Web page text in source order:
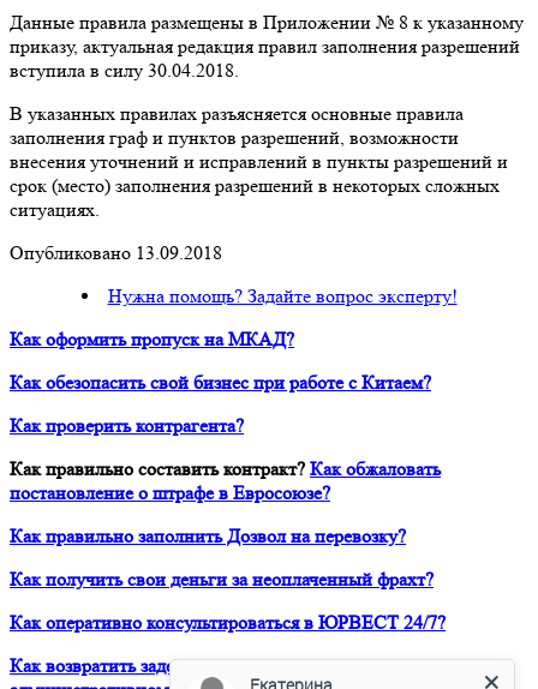
Данные правила размещены в Приложении № 8 к указанному
приказу, актуальная редакция правил заполнения разрешений
вступила в силу 30.04.2018.
В указанных правилах разъясняется основные правила
заполнения граф и пунктов разрешений, возможности
внесения уточнений и исправлений в пункты разрешений и
срок (место) заполнения разрешений в некоторых сложных
ситуациях.
Опубликовано 13.09.2018
Нужна помощь? Задайте вопрос эксперту!
Как оформить пропуск на МКАД?
Как обезопасить свой бизнес при работе с Китаем?
Как проверить контрагента?
Как правильно составить контракт? Как обжаловать
постановление о штрафе в Евросоюзе?
Как правильно заполнить Дозвол на перевозку?
Как получить свои деньги за неоплаченный фрахт?
Как оперативно консультироваться в ЮРВЕСТ 24/7?
Как возвратить задержанный таможней товар по